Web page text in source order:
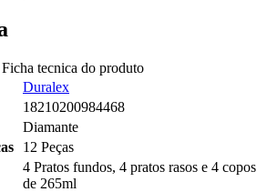
Ficha tecnica do produto
Duralex
18210200984468
Diamante
12 Peças
4 Pratos fundos, 4 pratos rasos e 4 copos
de 265ml